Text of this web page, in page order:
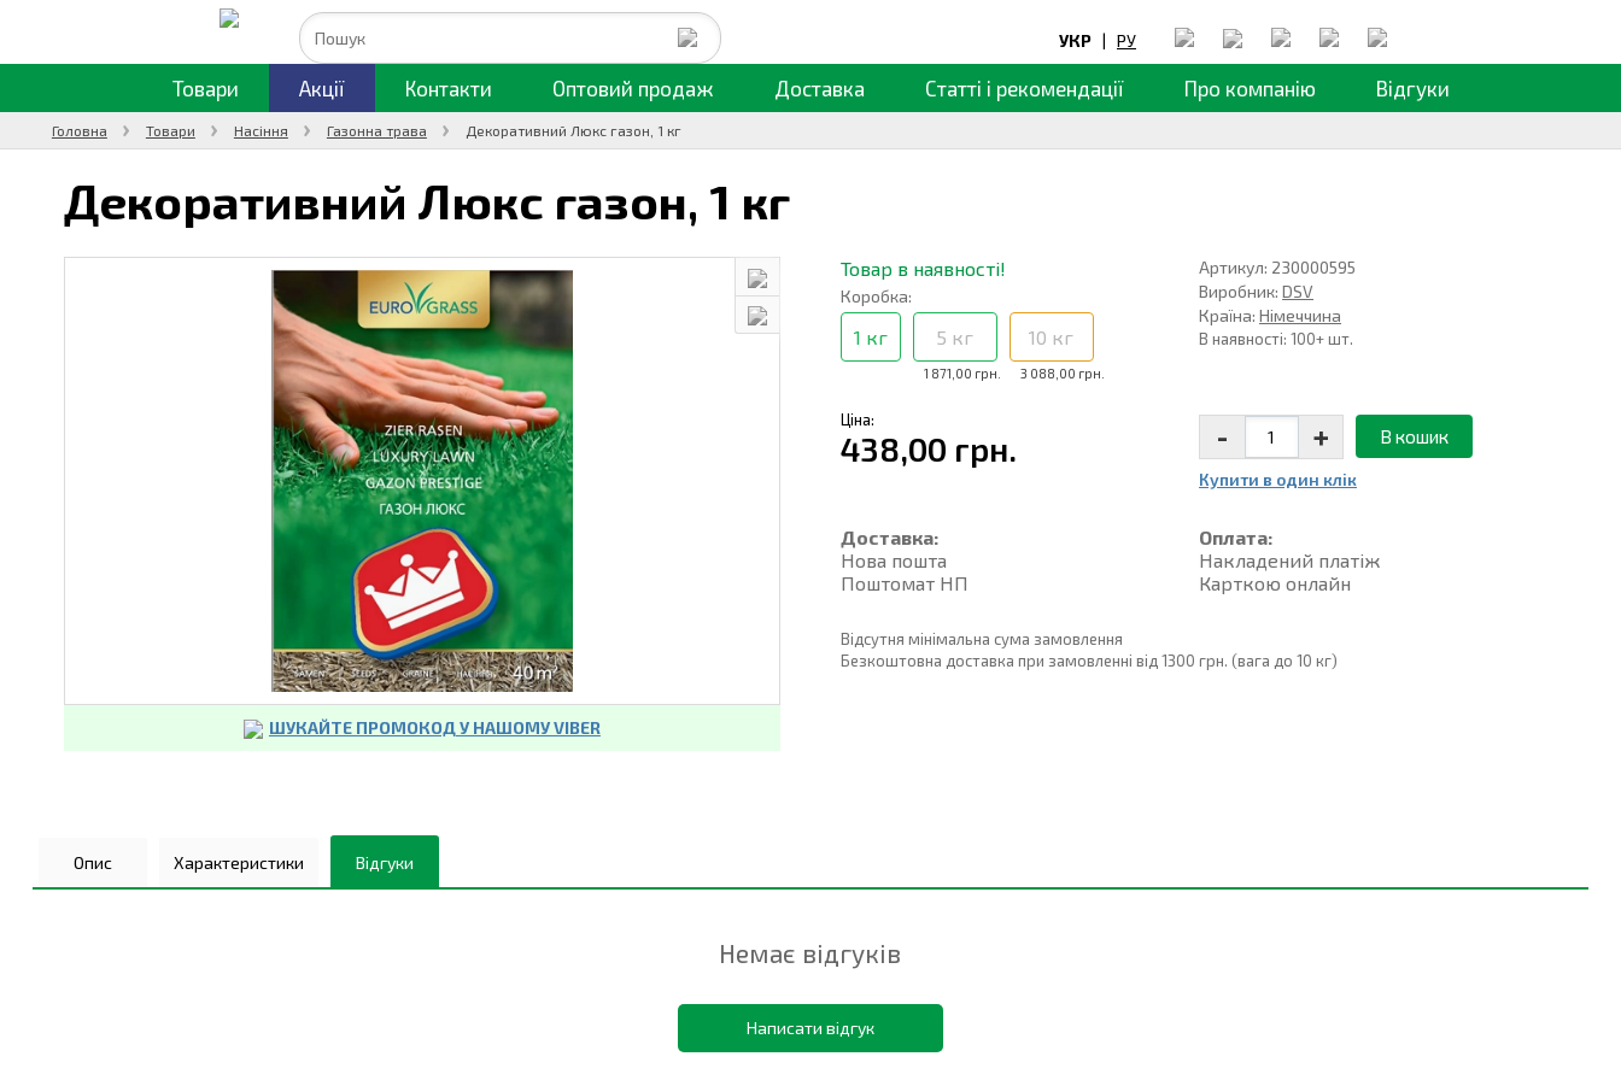
УКР | РУ
Товари Акції Контакти Оптовий продаж Доставка Статті і рекомендації Про компанію Відгуки
Головна Товари Насіння Газонна трава Декоративний Люкс газон, 1 кг
Декоративний Люкс газон, 1 кг
ШУКАЙТЕ ПРОМОКОД У НАШОМУ VIBER
Товар в наявності!
Коробка:
1 кг
1 871,00 грн.
5 кг
3 088,00 грн.
10 кг
Артикул: 230000595
Виробник:DSV
Країна:Німеччина
В наявності: 100+ шт.
Ціна:
438,00 грн. - + В кошик
Купити в один клiк
Доставка:
Нова пошта
Поштомат НП
Оплата:
Накладений платiж
Карткою онлайн
Відсутня мінімальна сума замовлення
Безкоштовна доставка при замовленні від 1300 грн. (вага до 10 кг)
Опис Характеристики Відгуки
Немає відгуків
Написати відгук